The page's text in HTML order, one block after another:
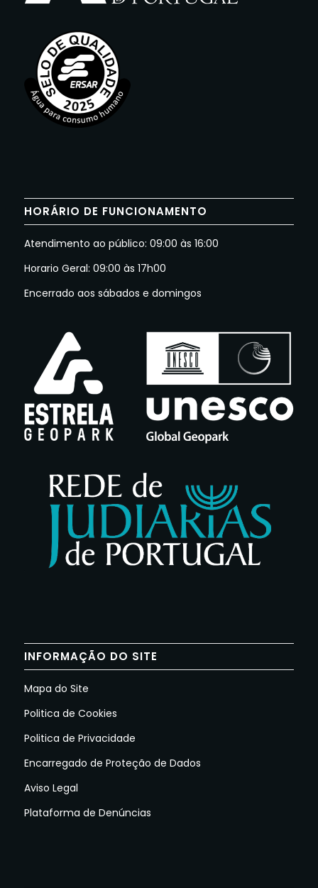
HORÁRIO DE FUNCIONAMENTO
Atendimento ao público: 09:00 às 16:00
Horario Geral: 09:00 às 17h00
Encerrado aos sábados e domingos
INFORMAÇÃO DO SITE
Mapa do Site
Politica de Cookies
Politica de Privacidade
Encarregado de Proteção de Dados
Aviso Legal
Plataforma de Denúncias